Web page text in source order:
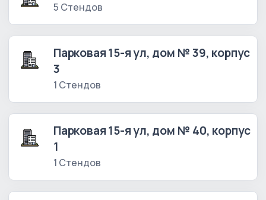
5 Стендов
Парковая 15-я ул, дом № 39, корпус
3
1 Стендов
Парковая 15-я ул, дом № 40, корпус
1
1 Стендов